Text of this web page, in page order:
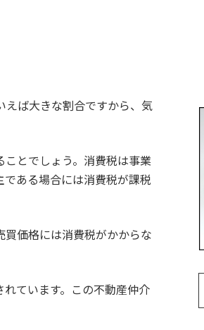
えば大きな割合ですから、気
とでしょう。消費税は事業
ある場合には消費税が課税
価格には消費税がかからな
ています。この不動産仲介